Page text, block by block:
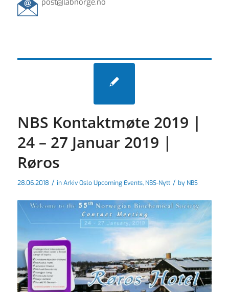
post@labnorge.no
NBS Kontaktmøte 2019 |
24 – 27 Januar 2019 |
Røros
28.06.2018 / inArkiv Oslo Upcoming Events, NBS-Nytt / by NBS